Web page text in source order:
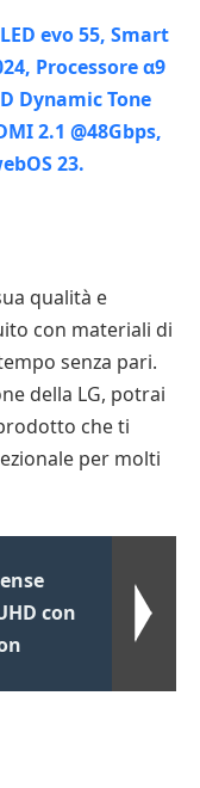
qualità e
con materiali di
senza pari.
della LG, potrai
che ti
per molti
con